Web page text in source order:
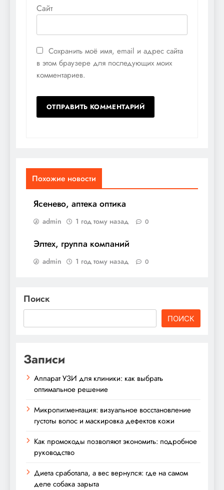
Сайт
Сохранить моё имя, email и адрес сайта
в этом браузере для последующих моих
комментариев.
Похожие новости
Ясенево, аптека оптика
admin 1 год тому назад 0
Элтех, группа компаний
admin 1 год тому назад 0
Поиск
ПОИСК
Записи
Аппарат УЗИ для клиники: как выбрать
оптимальное решение
Микропигментация: визуальное восстановление
густоты волос и маскировка дефектов кожи
Как промокоды позволяют экономить: подробное
руководство
Диета сработала, а вес вернулся: где на самом
деле собака зарыта